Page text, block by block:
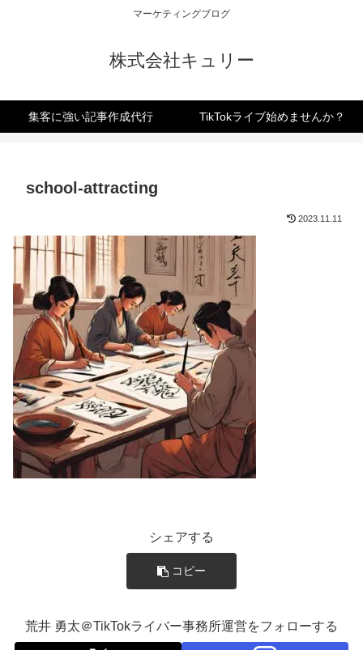
マーケティングブログ
株式会社キュリー
集客に強い記事作成代行 TikTokライブ始めませんか？
school-attracting
2023.11.11
シェアする
コピー
荒井 勇太＠TikTokライバー事務所運営をフォローする